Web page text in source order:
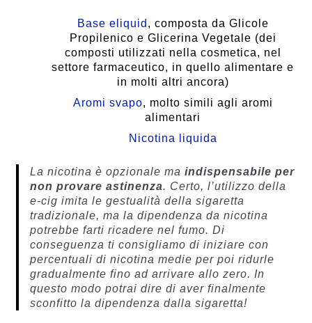
Base eliquid , composta da Glicole
Propilenico e Glicerina Vegetale (dei
composti utilizzati nella cosmetica, nel
settore farmaceutico, in quello alimentare e
in molti altri ancora)
Aromi svapo, molto simili agli aromi
alimentari
Nicotina liquida
La nicotina è opzionale ma indispensabile per
non provare astinenza. Certo, l’utilizzo della
e-cig imita le gestualità della sigaretta
tradizionale, ma la dipendenza da nicotina
potrebbe farti ricadere nel fumo. Di
conseguenza ti consigliamo di iniziare con
percentuali di nicotina medie per poi ridurle
gradualmente fino ad arrivare allo zero. In
questo modo potrai dire di aver finalmente
sconfitto la dipendenza dalla sigaretta!